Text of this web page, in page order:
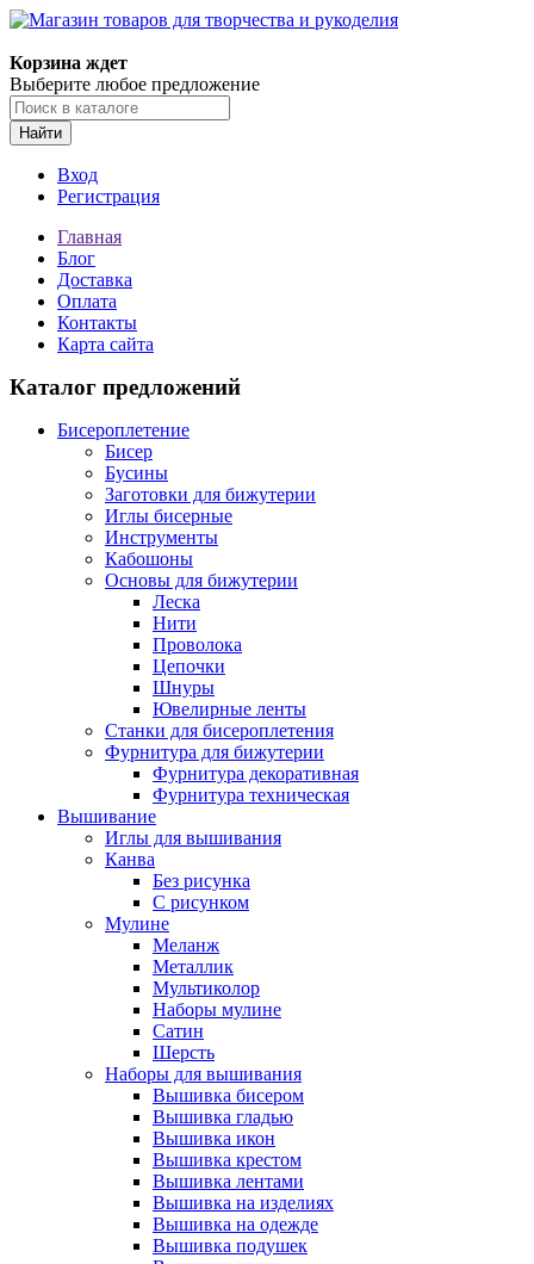
Корзина ждет
Выберите любое предложение
Найти
Вход
Регистрация
Главная
Блог
Доставка
Оплата
Контакты
Карта сайта
Каталог предложений
Бисероплетение
Бисер
Бусины
Заготовки для бижутерии
Иглы бисерные
Инструменты
Кабошоны
Основы для бижутерии
Леска
Нити
Проволока
Цепочки
Шнуры
Ювелирные ленты
Станки для бисероплетения
Фурнитура для бижутерии
Фурнитура декоративная
Фурнитура техническая
Вышивание
Иглы для вышивания
Канва
Без рисунка
С рисунком
Мулине
Меланж
Металлик
Мультиколор
Наборы мулине
Сатин
Шерсть
Наборы для вышивания
Вышивка бисером
Вышивка гладью
Вышивка икон
Вышивка крестом
Вышивка лентами
Вышивка на изделиях
Вышивка на одежде
Вышивка подушек